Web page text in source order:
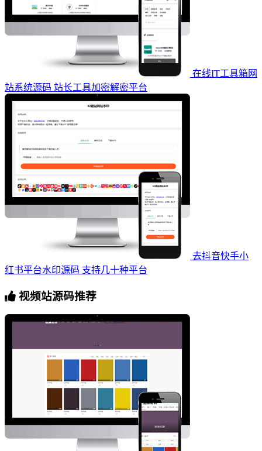
在线IT工具箱网
站系统源码 站长工具加密解密平台
去抖音快手小
红书平台水印源码 支持几十种平台
视频站源码推荐